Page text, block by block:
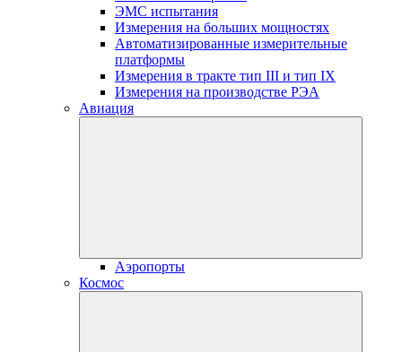
ЭМС испытания
Измерения на больших мощностях
Автоматизированные измерительные
платформы
Измерения в тракте тип III и тип IX
Измерения на производстве РЭА
Авиация
Аэропорты
Космос